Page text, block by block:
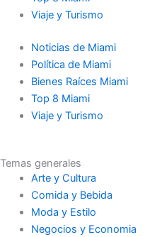
b
o
o
k
-
f
a
g
r
a
m
i
t
t
e
r
Viaje y Turismo
Noticias de Miami
Política de Miami
Bienes Raíces Miami
Top 8 Miami
Viaje y Turismo
Temas generales
Arte y Cultura
Comida y Bebida
Moda y Estilo
Negocios y Economia